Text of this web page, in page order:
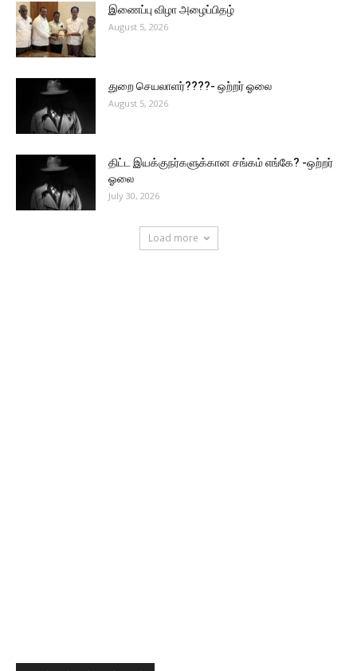
இணைப்பு விழா அழைப்பிதழ்
August 5, 2026
துறை செயலாளர்????- ஒற்றர் ஓலை
August 5, 2026
திட்ட இயக்குநர்களுக்கான சங்கம் எங்கே? -ஒற்றர்
ஓலை
July 30, 2026
Load more